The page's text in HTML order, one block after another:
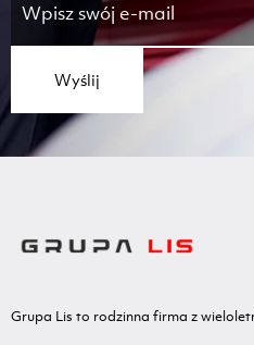
Wyślij
Grupa Lis to rodzinna firma z